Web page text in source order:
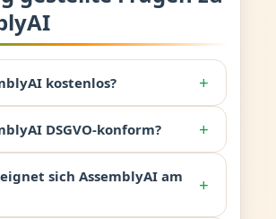
kostenlos? +
DSGVO-konform? +
sich AssemblyAI am
+